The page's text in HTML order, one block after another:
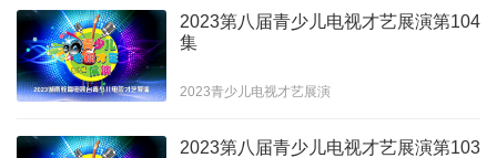
2023第八届青少儿电视才艺展演第104
集
2023青少儿电视才艺展演
2023第八届青少儿电视才艺展演第103